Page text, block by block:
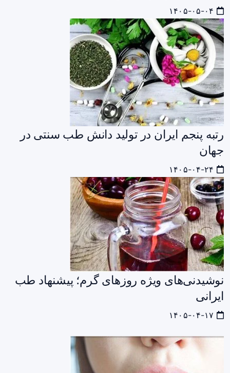
رتبه پنجم ایران در تولید دانش طب سنتی در
جهان
نوشیدنی‌های ویژه روزهای گرم؛ پیشنهاد طب
ایرانی